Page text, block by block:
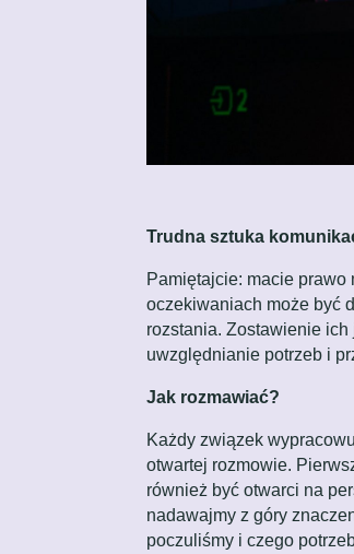
Trudna sztuka
Pamiętajcie: macie
oczekiwaniach może być
rozstania. Zostawienie
uwzględnianie potrzeb i
Jak rozmawiać?
Każdy związek
otwartej rozmowie.
również być otwarci na
nadawajmy z góry
poczuliśmy i czego